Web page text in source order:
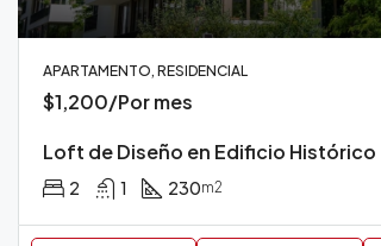
APARTAMENTO, RESIDENCIAL
$1,200/Por mes
Loft de Diseño en Edificio Histórico
2 1 230m2